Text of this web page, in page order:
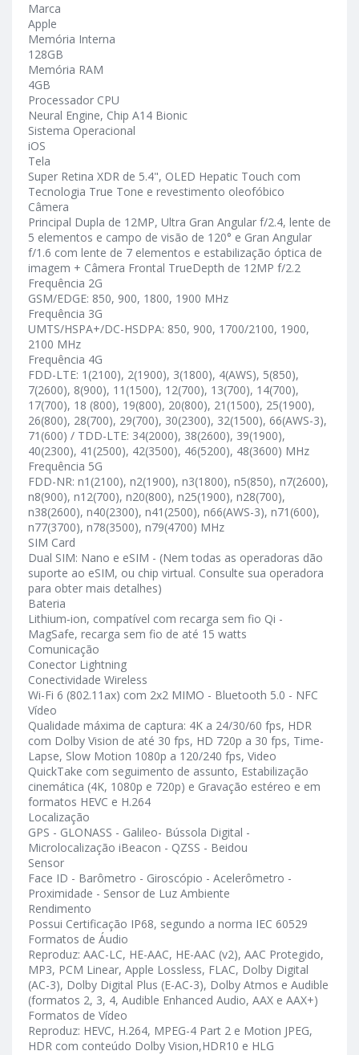
Marca
Apple
Memória Interna
128GB
Memória RAM
4GB
Processador CPU
Neural Engine, Chip A14 Bionic
Sistema Operacional
iOS
Tela
Super Retina XDR de 5.4", OLED Hepatic Touch com
Tecnologia True Tone e revestimento oleofóbico
Câmera
Principal Dupla de 12MP, Ultra Gran Angular f/2.4, lente de
5 elementos e campo de visão de 120° e Gran Angular
f/1.6 com lente de 7 elementos e estabilização óptica de
imagem + Câmera Frontal TrueDepth de 12MP f/2.2
Frequência 2G
GSM/EDGE: 850, 900, 1800, 1900 MHz
Frequência 3G
UMTS/HSPA+/DC-HSDPA: 850, 900, 1700/2100, 1900,
2100 MHz
Frequência 4G
FDD-LTE: 1(2100), 2(1900), 3(1800), 4(AWS), 5(850),
7(2600), 8(900), 11(1500), 12(700), 13(700), 14(700),
17(700), 18 (800), 19(800), 20(800), 21(1500), 25(1900),
26(800), 28(700), 29(700), 30(2300), 32(1500), 66(AWS-3),
71(600) / TDD-LTE: 34(2000), 38(2600), 39(1900),
40(2300), 41(2500), 42(3500), 46(5200), 48(3600) MHz
Frequência 5G
FDD-NR: n1(2100), n2(1900), n3(1800), n5(850), n7(2600),
n8(900), n12(700), n20(800), n25(1900), n28(700),
n38(2600), n40(2300), n41(2500), n66(AWS-3), n71(600),
n77(3700), n78(3500), n79(4700) MHz
SIM Card
Dual SIM: Nano e eSIM - (Nem todas as operadoras dão
suporte ao eSIM, ou chip virtual. Consulte sua operadora
para obter mais detalhes)
Bateria
Lithium‑ion, compatível com recarga sem fio Qi -
MagSafe, recarga sem fio de até 15 watts
Comunicação
Conector Lightning
Conectividade Wireless
Wi-Fi 6 (802.11ax) com 2x2 MIMO - Bluetooth 5.0 - NFC
Vídeo
Qualidade máxima de captura: 4K a 24/30/60 fps, HDR
com Dolby Vision de até 30 fps, HD 720p a 30 fps, Time-
Lapse, Slow Motion 1080p a 120/240 fps, Video
QuickTake com seguimento de assunto, Estabilização
cinemática (4K, 1080p e 720p) e Gravação estéreo e em
formatos HEVC e H.264
Localização
GPS - GLONASS - Galileo- Bússola Digital -
Microlocalização iBeacon - QZSS - Beidou
Sensor
Face ID - Barômetro - Giroscópio - Acelerômetro -
Proximidade - Sensor de Luz Ambiente
Rendimento
Possui Certificação IP68, segundo a norma IEC 60529
Formatos de Áudio
Reproduz: AAC-LC, HE-AAC, HE-AAC (v2), AAC Protegido,
MP3, PCM Linear, Apple Lossless, FLAC, Dolby Digital
(AC-3), Dolby Digital Plus (E-AC-3), Dolby Atmos e Audible
(formatos 2, 3, 4, Audible Enhanced Audio, AAX e AAX+)
Formatos de Vídeo
Reproduz: HEVC, H.264, MPEG-4 Part 2 e Motion JPEG,
HDR com conteúdo Dolby Vision,HDR10 e HLG